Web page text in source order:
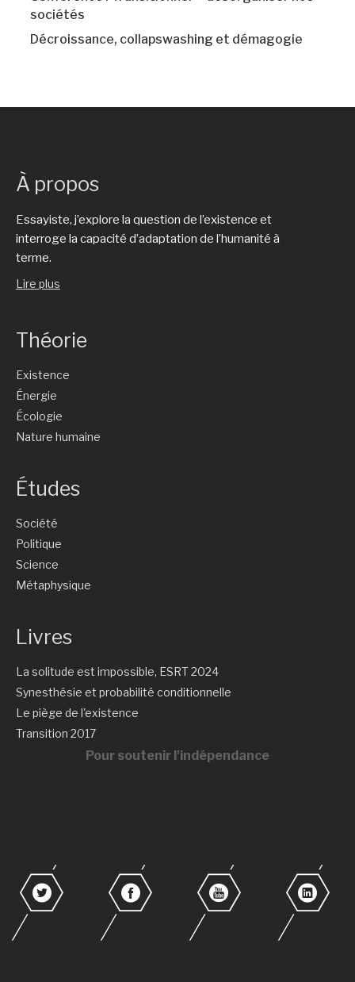
sociétés
Décroissance, collapswashing et démagogie
À propos
Essayiste, j’explore la question de l’existence et
interroge la capacité d’adaptation de l’humanité à
terme.
Lire plus
Théorie
Existence
Énergie
Écologie
Nature humaine
Études
Société
Politique
Science
Métaphysique
Livres
La solitude est impossible, ESRT 2024
Synesthésie et probabilité conditionnelle
Le piège de l'existence
Transition 2017
Pour soutenir l'indépendance